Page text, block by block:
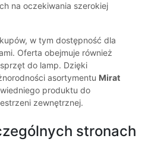
na oczekiwania szerokiej
w tym dostępność dla
Oferta obejmuje również
do lamp. Dzięki
asortymentu Mirat
produktu do
zewnętrznej.
stronach